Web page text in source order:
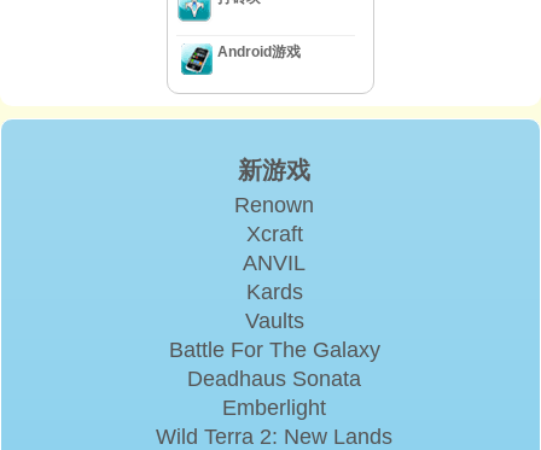
Android游戏
新游戏
Renown
Xcraft
ANVIL
Kards
Vaults
Battle For The Galaxy
Deadhaus Sonata
Emberlight
Wild Terra 2: New Lands